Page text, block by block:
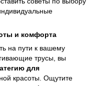
и комфорта
на пути к вашему
трусы, вы
для
красоты. Ощутите